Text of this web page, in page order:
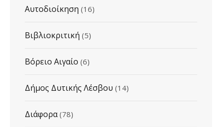
Αυτοδιοίκηση (16)
Βιβλιοκριτική (5)
Βόρειο Αιγαίο (6)
Δήμος Δυτικής Λέσβου (14)
Διάφορα(78)